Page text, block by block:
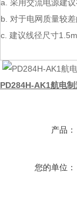
a. 采用交流电源建
b. 对于电网质量较
c. 建议线径尺寸
PD284H-AK1航电制
产品：
您的单位：